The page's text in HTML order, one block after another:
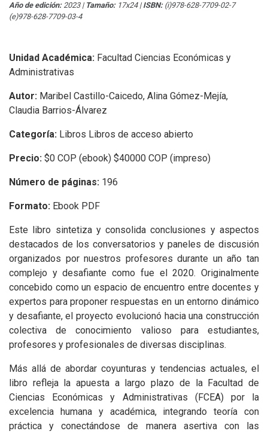
Año de edición: 2023 | Tamaño: 17x24 |ISBN: (i)978-628-7709-02-7
(e)978-628-7709-03-4
Unidad Académica: Facultad Ciencias Económicas y
Administrativas
Autor: Maribel Castillo-Caicedo, Alina Gómez-Mejía,
Claudia Barrios-Álvarez
Categoría: Libros Libros de acceso abierto
Precio: $0 COP (ebook) $40000 COP (impreso)
Número de páginas: 196
Formato: Ebook PDF
Este libro sintetiza y consolida conclusiones y aspectos
destacados de los conversatorios y paneles de discusión
organizados por nuestros profesores durante un año tan
complejo y desafiante como fue el 2020. Originalmente
concebido como un espacio de encuentro entre docentes y
expertos para proponer respuestas en un entorno dinámico
y desafiante, el proyecto evolucionó hacia una construcción
colectiva de conocimiento valioso para estudiantes,
profesores y profesionales de diversas disciplinas.
Más allá de abordar coyunturas y tendencias actuales, el
libro refleja la apuesta a largo plazo de la Facultad de
Ciencias Económicas y Administrativas (FCEA) por la
excelencia humana y académica, integrando teoría con
práctica y conectándose de manera asertiva con las